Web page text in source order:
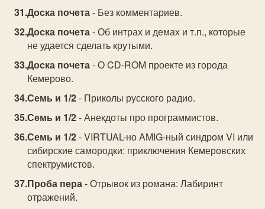
Доска почета- Без комментариев.
Доска почета- Об интрах и демах и т.п., которые
не удается сделать крутыми.
Доска почета- О CD-ROM проекте из города
Кемерово.
Семь и 1/2- Приколы русского радио.
Семь и 1/2- Анекдоты про программистов.
Семь и 1/2- VIRTUAL-но AMIG-ный синдром VI или
сибирские самородки: приключения Кемеровских
спектрумистов.
Проба пера- Отрывок из романа: Лабиринт
отражений.